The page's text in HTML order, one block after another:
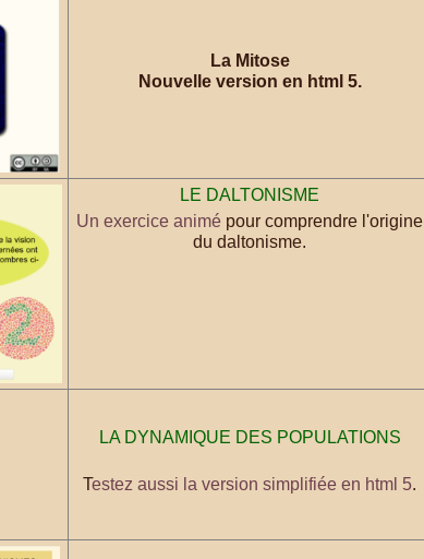
La Mitose
Nouvelle version en html 5.
LE DALTONISME
Un exercice animé pour comprendre l'origine
du daltonisme.
LA DYNAMIQUE DES POPULATIONS
Testez aussi la version simplifiée en html 5.